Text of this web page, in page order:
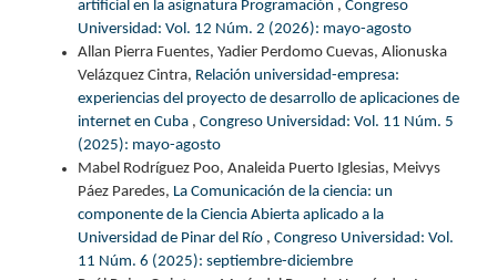
artificial en la asignatura Programación , Congreso
Universidad: Vol. 12 Núm. 2 (2026): mayo-agosto
Allan Pierra Fuentes, Yadier Perdomo Cuevas, Alionuska
Velázquez Cintra, Relación universidad-empresa:
experiencias del proyecto de desarrollo de aplicaciones de
internet en Cuba , Congreso Universidad: Vol. 11 Núm. 5
(2025): mayo-agosto
Mabel Rodríguez Poo, Analeida Puerto Iglesias, Meivys
Páez Paredes, La Comunicación de la ciencia: un
componente de la Ciencia Abierta aplicado a la
Universidad de Pinar del Río , Congreso Universidad: Vol.
11 Núm. 6 (2025): septiembre-diciembre